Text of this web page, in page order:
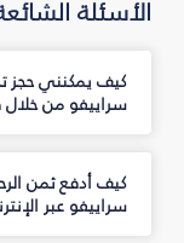
الأسئلة
كيف يمكنني حجز
سراييفو من
كيف أدفع ثمن
سراييفو عبر